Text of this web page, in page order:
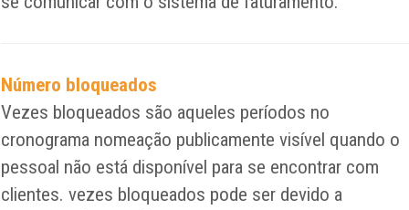
Número bloqueados
Vezes bloqueados são aqueles períodos no
cronograma nomeação publicamente visível quando o
pessoal não está disponível para se encontrar com
clientes. vezes bloqueados pode ser devido a